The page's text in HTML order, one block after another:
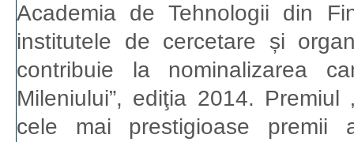
Academia de Tehnologii din
institutele de cercetare și
contribuie la nominalizarea
Mileniului”, ediţia 2014. Premiul
cele mai prestigioase premii